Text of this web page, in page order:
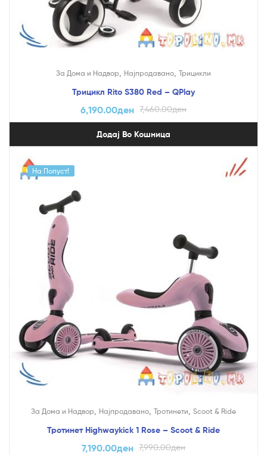
За Дома и Надвор Најпродавано Трицикли
Трицикл Rito S380 Red – QPlay
7,460.00ден
6,190.00ден
Додај Во Кошница
На Попуст!
За Дома и Надвор Најпродавано Тротинети Scoot & Ride
Тротинет Highwaykick 1 Rose – Scoot & Ride
7,990.00ден
7,190.00ден